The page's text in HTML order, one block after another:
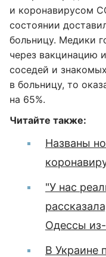
и коронавирусом
состоянии
больницу. Медики
через вакцинацию
соседей и
в больницу, то
на 65%.
Читайте также:
Названы
"У нас
Одессы
В Украине